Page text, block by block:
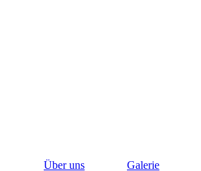
Über uns Galerie